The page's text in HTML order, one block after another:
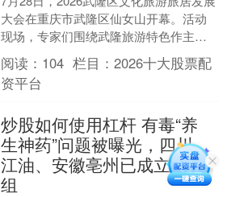
大会在重庆市武隆区仙女山开幕。活动
现场，专家们围绕武隆旅游特色作主旨
演讲，并举行了千里乌江文旅联盟、北
纬30度名山名胜....
阅读： 104 栏目：2026十大股票配
资平台
炒股如何使用杠杆 有毒“养
生神药”问题被曝光，四川
江油、安徽亳州已成立调查
组